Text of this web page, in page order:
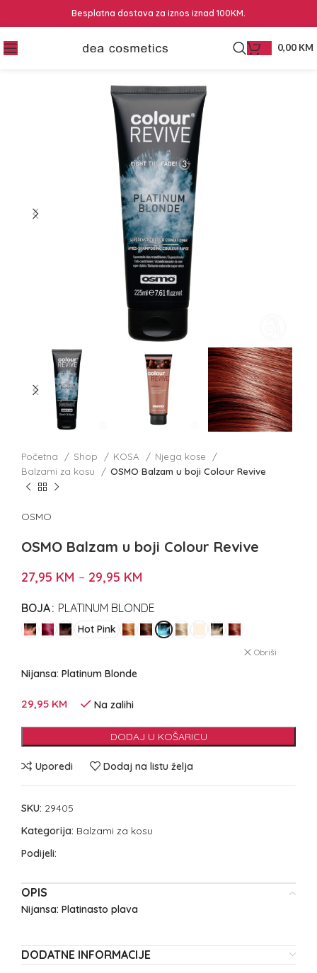
Besplatna dostava za iznos iznad 100KM.
0,00 KM
Početna Shop KOSA
Njega kose
Balzami za kosu
OSMO Balzam u boji Colour Revive
OSMO
OSMO Balzam u boji Colour Revive
27,95 KM – 29,95 KM
BOJA PLATINUM BLONDE
Hot Pink
Obriši
Nijansa: Platinum Blonde
29,95 KM Na zalihi
DODAJ U KOŠARICU
Uporedi Dodaj na listu želja
SKU: 29405
Kategorija: Balzami za kosu
Podijeli:
OPIS
Nijansa: Platinasto plava
DODATNE INFORMACIJE